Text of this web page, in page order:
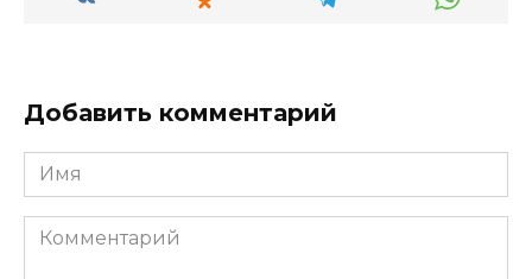
Добавить комментарий
Имя
Комментарий